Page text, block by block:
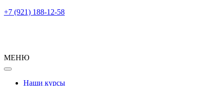
+7 (921) 188-12-58
МЕНЮ
Наши курсы